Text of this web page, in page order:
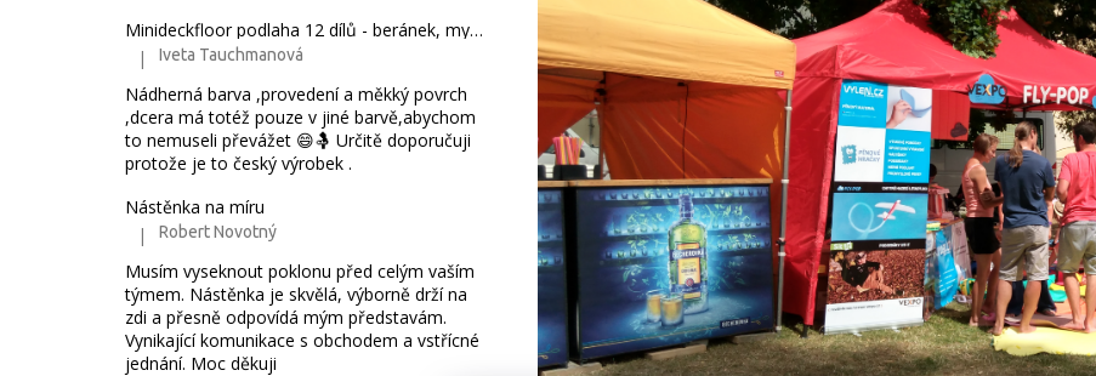
Minideckfloor podlaha 12 dílů - beránek, myška, mráček a duha 230162
Hodnocení produktu je 5 z 5 hvězdiček.
| Iveta Tauchmanová
Nádherná barva ,provedení a měkký povrch
,dcera má totéž pouze v jiné barvě,abychom
to nemuseli převážet 😄🤱 Určitě doporučuji
protože je to český výrobek .
Nástěnka na míru
Hodnocení produktu je 5 z 5 hvězdiček.
| Robert Novotný
Musím vyseknout poklonu před celým vaším
týmem. Nástěnka je skvělá, výborně drží na
zdi a přesně odpovídá mým představám.
Vynikající komunikace s obchodem a vstřícné
jednání. Moc děkuji